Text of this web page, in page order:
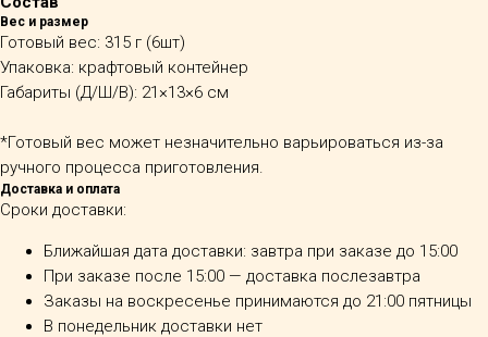
Вес и размер
Готовый вес: 315 г (6шт)
Упаковка: крафтовый контейнер
Габариты (Д/Ш/В): 21×13×6 см
*Готовый вес может незначительно варьироваться из-за
ручного процесса приготовления.
Доставка и оплата
Сроки доставки:
Ближайшая дата доставки: завтра при заказе до 15:00
При заказе после 15:00 — доставка послезавтра
Заказы на воскресенье принимаются до 21:00 пятницы
В понедельник доставки нет